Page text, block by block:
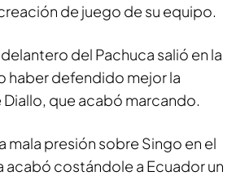
de juego de su equipo.
delantero del Pachuca salió en la
haber defendido mejor la
Diallo, que acabó marcando.
mala presión sobre Singo en el
acabó costándole a Ecuador un